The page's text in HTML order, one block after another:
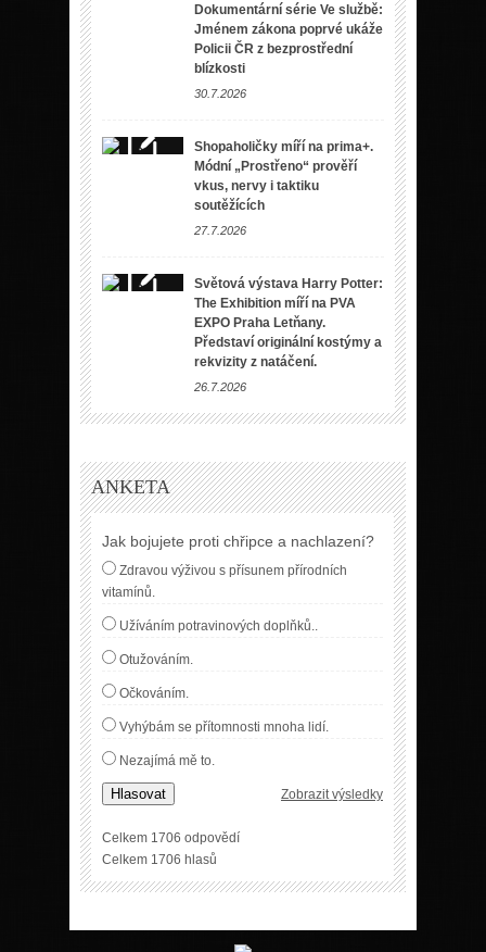
Dokumentární série Ve službě:
Jménem zákona poprvé ukáže
Policii ČR z bezprostřední
blízkosti
30.7.2026
Shopaholičky míří na prima+.
Módní „Prostřeno“ prověří
vkus, nervy i taktiku
soutěžících
27.7.2026
Světová výstava Harry Potter:
The Exhibition míří na PVA
EXPO Praha Letňany.
Představí originální kostýmy a
rekvizity z natáčení.
26.7.2026
ANKETA
Jak bojujete proti chřipce a nachlazení?
Zdravou výživou s přísunem přírodních
vitamínů.
Užíváním potravinových doplňků..
Otužováním.
Očkováním.
Vyhýbám se přítomnosti mnoha lidí.
Nezajímá mě to.
Hlasovat Zobrazit výsledky
Celkem 1706 odpovědí
Celkem 1706 hlasů